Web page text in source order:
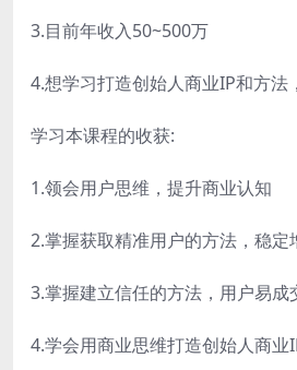
3.目前年收入50~500万
4.想学习打造创始人商业IP和方法
学习本课程的收获:
1.领会用户思维，提升商业认知
2.掌握获取精准用户的方法，稳定
3.掌握建立信任的方法，用户易成
4.学会用商业思维打造创始人商业